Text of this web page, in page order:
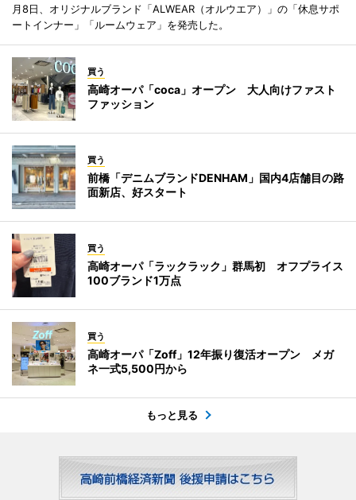
月8日、オリジナルブランド「ALWEAR（オルウエア）」の「休息サポ
ートインナー」「ルームウェア」を発売した。
買う
高崎オーパ「coca」オープン 大人向けファスト
ファッション
買う
前橋「デニムブランドDENHAM」国内4店舗目の路
面新店、好スタート
買う
高崎オーパ「ラックラック」群馬初 オフプライス
100ブランド1万点
買う
高崎オーパ「Zoff」12年振り復活オープン メガ
ネ一式5,500円から
もっと見る